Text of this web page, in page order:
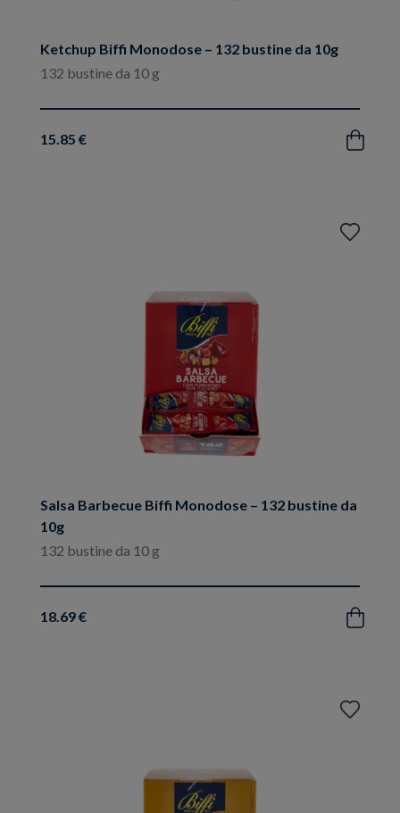
Ketchup Biffi Monodose – 132 bustine da 10g
132 bustine da 10 g
15.85 € Acquista
Salsa Barbecue Biffi Monodose – 132 bustine da
10g
132 bustine da 10 g
18.69 € Acquista
Aggiungi
Aggiungi